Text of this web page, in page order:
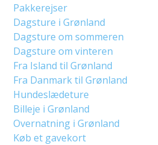
Pakkerejser
Dagsture i Grønland
Dagsture om sommeren
Dagsture om vinteren
Fra Island til Grønland
Fra Danmark til Grønland
Hundeslædeture
Billeje i Grønland
Overnatning i Grønland
Køb et gavekort